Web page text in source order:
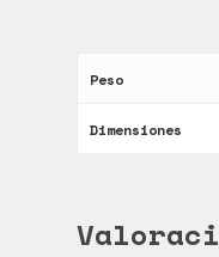
Peso
Dimensiones